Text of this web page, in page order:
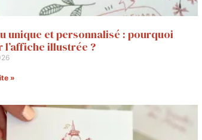
unique et personnalisé : pourquoi
l’affiche illustrée ?
»